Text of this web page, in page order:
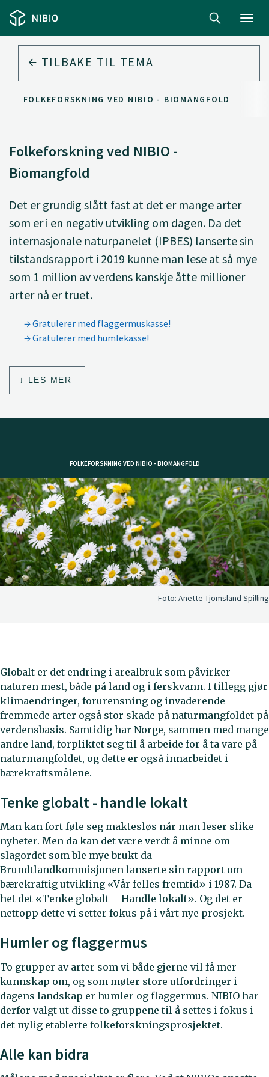
TILBAKE TIL TEMA
FOLKEFORSKNING VED NIBIO - BIOMANGFOLD
Folkeforskning ved NIBIO -
Biomangfold
Det er grundig slått fast at det er mange arter
som er i en negativ utvikling om dagen. Da det
internasjonale naturpanelet (IPBES) lanserte sin
tilstandsrapport i 2019 kunne man lese at så mye
som 1 million av verdens kanskje åtte millioner
arter nå er truet.
Gratulerer med flaggermuskasse!
Gratulerer med humlekasse!
LES MER
FOLKEFORSKNING VED NIBIO - BIOMANGFOLD
Foto: Anette Tjomsland Spilling
Globalt er det endring i arealbruk som påvirker
naturen mest, både på land og i ferskvann. I tillegg gjør
klimaendringer, forurensning og invaderende
fremmede arter også stor skade på naturmangfoldet på
verdensbasis. Samtidig har Norge, sammen med mange
andre land, forpliktet seg til å arbeide for å ta vare på
naturmangfoldet, og dette er også innarbeidet i
bærekraftsmålene.
Tenke globalt - handle lokalt
Man kan fort føle seg maktesløs når man leser slike
nyheter. Men da kan det være verdt å minne om
slagordet som ble mye brukt da
Brundtlandkommisjonen lanserte sin rapport om
bærekraftig utvikling «Vår felles fremtid» i 1987. Da
het det «Tenke globalt – Handle lokalt». Og det er
nettopp dette vi setter fokus på i vårt nye prosjekt.
Humler og flaggermus
To grupper av arter som vi både gjerne vil få mer
kunnskap om, og som møter store utfordringer i
dagens landskap er humler og flaggermus. NIBIO har
derfor valgt ut disse to gruppene til å settes i fokus i
det nylig etablerte folkeforskningsprosjektet.
Alle kan bidra